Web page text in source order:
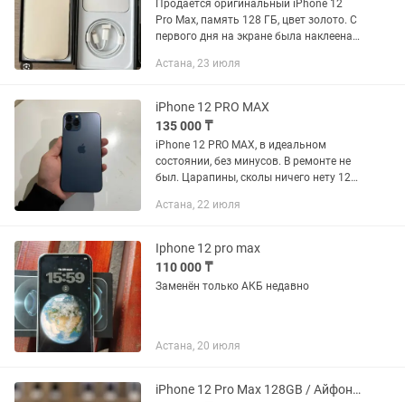
Продается оригинальный iPhone 12
Pro Max, память 128 ГБ, цвет золото. С
первого дня на экране была наклеена
использовался очень аккуратно.
APPLE...
Астана, 23 июля
iPhone 12 PRO MAX
135 000 ₸
iPhone 12 PRO MAX, в идеальном
состоянии, без минусов. В ремонте не
был. Царапины, сколы ничего нету 128
работает Купили примерно три года
Астана, 22 июля
Iphone 12 pro max
110 000 ₸
Заменён только АКБ недавно
Астана, 20 июля
iPhone 12 Pro Max 128GB / Айфон 12 Про Макс 128ГБ PhoneLab